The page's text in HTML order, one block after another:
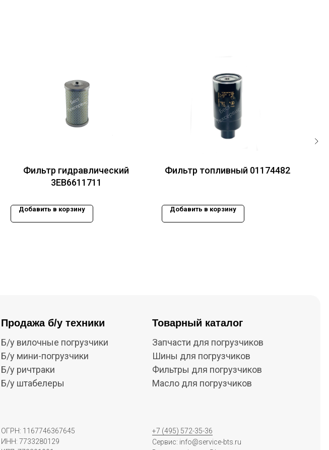
Фильтр гидравлический
3EB6611711
Добавить в корзину
Фильтр топливный 01174482
Добавить в корзину
Продажа б/у техники
Б/у вилочные погрузчики
Б/у мини-погрузчики
Б/у ричтраки
Б/у штабелеры
Товарный каталог
Запчасти для погрузчиков
Шины для погрузчиков
Фильтры для погрузчиков
Масло для погрузчиков
ОГРН: 1167746367645
ИНН: 7733280129
+7 (495) 572-35-36
Сервис: info@service-bts.ru